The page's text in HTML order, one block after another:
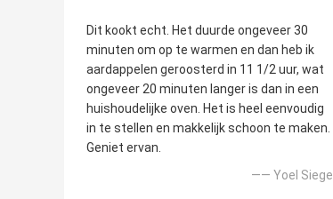
Dit kookt echt. Het duurde ongeveer 30
minuten om op te warmen en dan heb ik
aardappelen geroosterd in 11 1/2 uur, wat
ongeveer 20 minuten langer is dan in een
huishoudelijke oven. Het is heel eenvoudig
in te stellen en makkelijk schoon te maken.
Geniet ervan.
—— Yoel Siegel